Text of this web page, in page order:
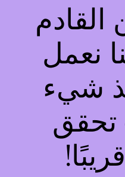
القادم
نعمل
شيء